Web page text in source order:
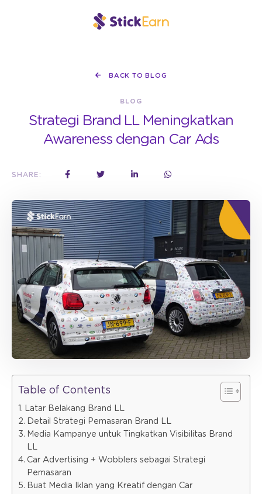
BACK TO BLOG
BLOG
Strategi Brand LL Meningkatkan
Awareness dengan Car Ads
SHARE:
Table of Contents
Latar Belakang Brand LL
Detail Strategi Pemasaran Brand LL
Media Kampanye untuk Tingkatkan Visibilitas Brand
LL
Car Advertising + Wobblers sebagai Strategi
Pemasaran
Buat Media Iklan yang Kreatif dengan Car